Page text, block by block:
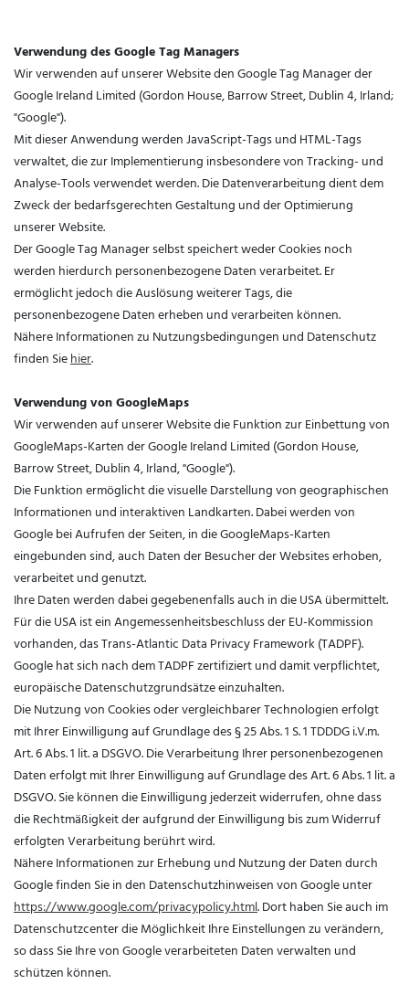
Verwendung des Google Tag Managers
Wir verwenden auf unserer Website den Google Tag Manager der
Google Ireland Limited (Gordon House, Barrow Street, Dublin 4, Irland;
"Google").
Mit dieser Anwendung werden JavaScript-Tags und HTML-Tags
verwaltet, die zur Implementierung insbesondere von Tracking- und
Analyse-Tools verwendet werden. Die Datenverarbeitung dient dem
Zweck der bedarfsgerechten Gestaltung und der Optimierung
unserer Website.
Der Google Tag Manager selbst speichert weder Cookies noch
werden hierdurch personenbezogene Daten verarbeitet. Er
ermöglicht jedoch die Auslösung weiterer Tags, die
personenbezogene Daten erheben und verarbeiten können.
Nähere Informationen zu Nutzungsbedingungen und Datenschutz
finden Siehier.
Verwendung von GoogleMaps
Wir verwenden auf unserer Website die Funktion zur Einbettung von
GoogleMaps-Karten der Google Ireland Limited (Gordon House,
Barrow Street, Dublin 4, Irland, "Google").
Die Funktion ermöglicht die visuelle Darstellung von geographischen
Informationen und interaktiven Landkarten. Dabei werden von
Google bei Aufrufen der Seiten, in die GoogleMaps-Karten
eingebunden sind, auch Daten der Besucher der Websites erhoben,
verarbeitet und genutzt.
Ihre Daten werden dabei gegebenenfalls auch in die USA übermittelt.
Für die USA ist ein Angemessenheitsbeschluss der EU-Kommission
vorhanden, das Trans-Atlantic Data Privacy Framework (TADPF).
Googlehat sich nach dem TADPF zertifiziert und damit verpflichtet,
europäische Datenschutzgrundsätze einzuhalten.
Die Nutzung von Cookies oder vergleichbarer Technologien erfolgt
mit Ihrer Einwilligung auf Grundlage des § 25 Abs. 1 S. 1 TDDDG i.V.m.
Art. 6 Abs. 1 lit. a DSGVO. Die Verarbeitung Ihrer personenbezogenen
Daten erfolgt mit Ihrer Einwilligung auf Grundlage des Art. 6 Abs. 1 lit. a
DSGVO. Sie können die Einwilligung jederzeit widerrufen, ohne dass
die Rechtmäßigkeit der aufgrund der Einwilligung bis zum Widerruf
erfolgten Verarbeitung berührt wird.
Nähere Informationen zur Erhebung und Nutzung der Daten durch
Google finden Sie in den Datenschutzhinweisen von Google unter
https://www.google.com/privacypolicy.html. Dort haben Sie auch im
Datenschutzcenter die Möglichkeit Ihre Einstellungen zu verändern,
so dass Sie Ihre von Google verarbeiteten Daten verwalten und
schützen können.